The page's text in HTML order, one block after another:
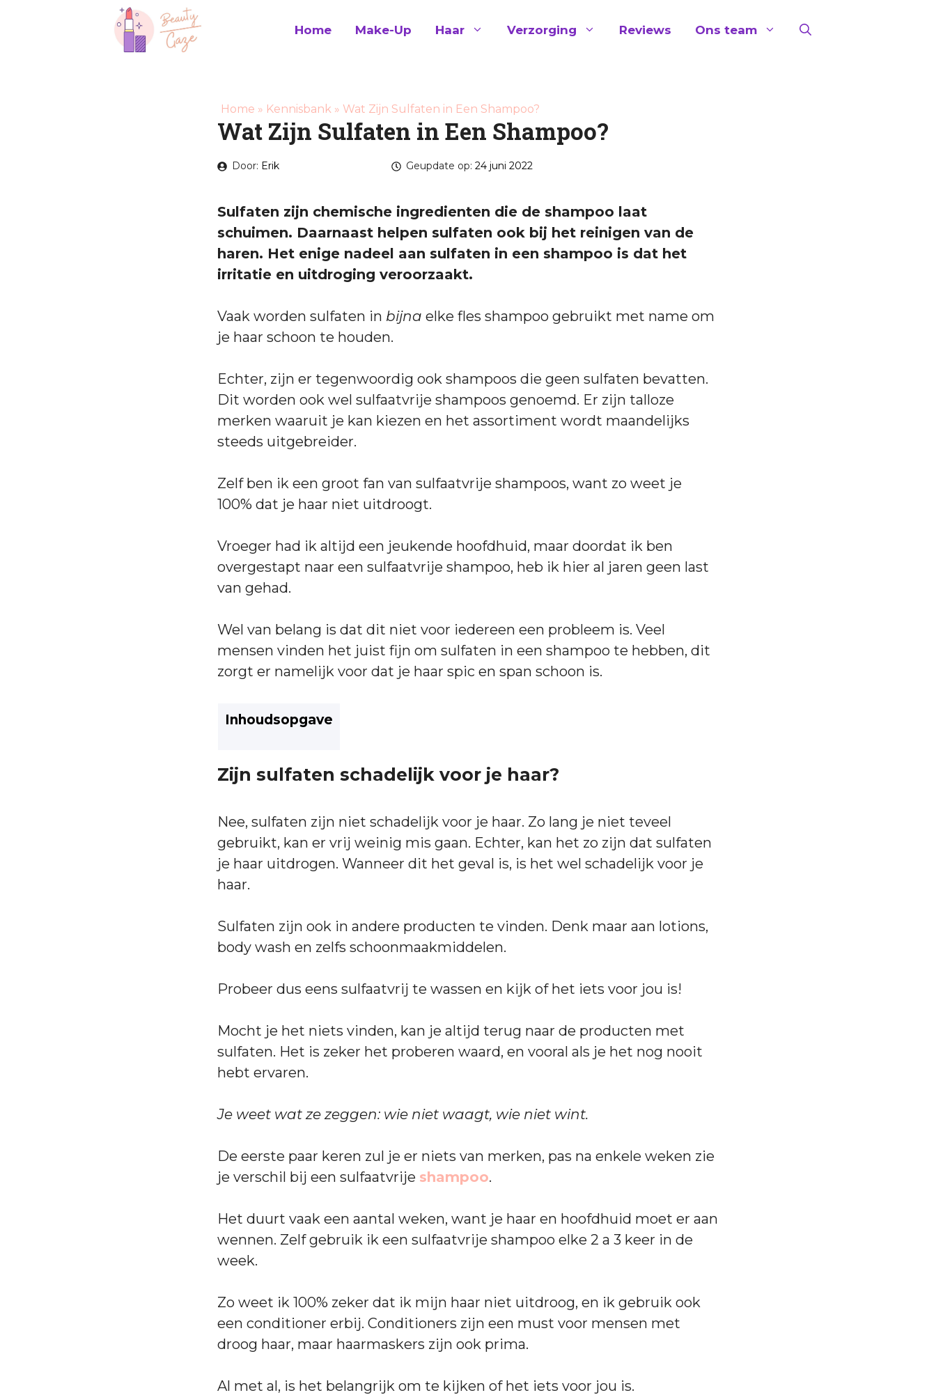
Home Make-Up Haar Verzorging Reviews Ons team
Home » Kennisbank » Wat Zijn Sulfaten in Een Shampoo?
Wat Zijn Sulfaten in Een Shampoo?
Door: Erik Geupdate op: 24 juni 2022
Sulfaten zijn chemische ingredienten die de shampoo laat
schuimen. Daarnaast helpen sulfaten ook bij het reinigen van de
haren. Het enige nadeel aan sulfaten in een shampoo is dat het
irritatie en uitdroging veroorzaakt.
Vaak worden sulfaten in bijna elke fles shampoo gebruikt met name om
je haar schoon te houden.
Echter, zijn er tegenwoordig ook shampoos die geen sulfaten bevatten.
Dit worden ook wel sulfaatvrije shampoos genoemd. Er zijn talloze
merken waaruit je kan kiezen en het assortiment wordt maandelijks
steeds uitgebreider.
Zelf ben ik een groot fan van sulfaatvrije shampoos, want zo weet je
100% dat je haar niet uitdroogt.
Vroeger had ik altijd een jeukende hoofdhuid, maar doordat ik ben
overgestapt naar een sulfaatvrije shampoo, heb ik hier al jaren geen last
van gehad.
Wel van belang is dat dit niet voor iedereen een probleem is. Veel
mensen vinden het juist fijn om sulfaten in een shampoo te hebben, dit
zorgt er namelijk voor dat je haar spic en span schoon is.
Inhoudsopgave
Zijn sulfaten schadelijk voor je haar?
Nee, sulfaten zijn niet schadelijk voor je haar. Zo lang je niet teveel
gebruikt, kan er vrij weinig mis gaan. Echter, kan het zo zijn dat sulfaten
je haar uitdrogen. Wanneer dit het geval is, is het wel schadelijk voor je
haar.
Sulfaten zijn ook in andere producten te vinden. Denk maar aan lotions,
body wash en zelfs schoonmaakmiddelen.
Probeer dus eens sulfaatvrij te wassen en kijk of het iets voor jou is!
Mocht je het niets vinden, kan je altijd terug naar de producten met
sulfaten. Het is zeker het proberen waard, en vooral als je het nog nooit
hebt ervaren.
Je weet wat ze zeggen: wie niet waagt, wie niet wint.
De eerste paar keren zul je er niets van merken, pas na enkele weken zie
je verschil bij een sulfaatvrije shampoo.
Het duurt vaak een aantal weken, want je haar en hoofdhuid moet er aan
wennen. Zelf gebruik ik een sulfaatvrije shampoo elke 2 a 3 keer in de
week.
Zo weet ik 100% zeker dat ik mijn haar niet uitdroog, en ik gebruik ook
een conditioner erbij. Conditioners zijn een must voor mensen met
droog haar, maar haarmaskers zijn ook prima.
Al met al, is het belangrijk om te kijken of het iets voor jou is.